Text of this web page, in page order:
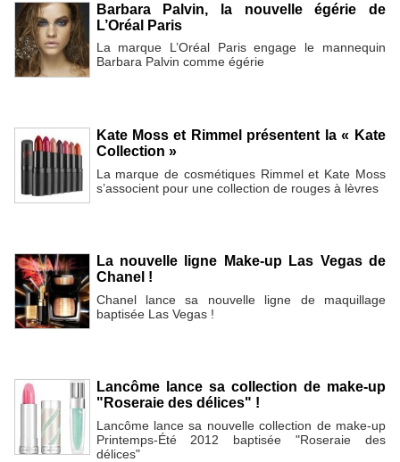
Barbara Palvin, la nouvelle égérie de
L’Oréal Paris
La marque L’Oréal Paris engage le mannequin
Barbara Palvin comme égérie
Kate Moss et Rimmel présentent la « Kate
Collection »
La marque de cosmétiques Rimmel et Kate Moss
s’associent pour une collection de rouges à lèvres
La nouvelle ligne Make-up Las Vegas de
Chanel !
Chanel lance sa nouvelle ligne de maquillage
baptisée Las Vegas !
Lancôme lance sa collection de make-up
"Roseraie des délices" !
Lancôme lance sa nouvelle collection de make-up
Printemps-Été 2012 baptisée "Roseraie des
délices"